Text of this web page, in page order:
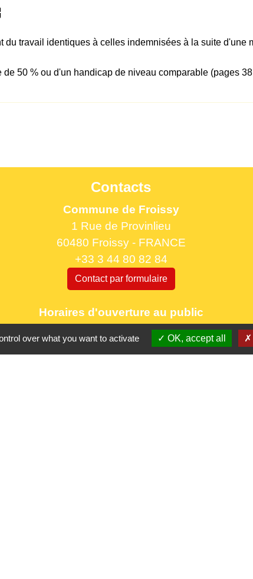
du travail identiques à celles indemnisées à la suite d'une
50 % ou d'un handicap de niveau comparable (pages
Contacts
Commune de Froissy
1 Rue de Provinlieu
60480 Froissy - FRANCE
+33 3 44 80 82 84
Contact par formulaire
Horaires d'ouverture au public
le lundi 9h à 12h30 et de 13h30 à 17h.
le mercredi 9h à 12h30
over what you want to activate OK, accept all